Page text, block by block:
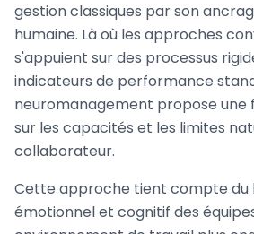
gestion classiques par son
humaine. Là où les approches
s'appuient sur des processus
indicateurs de performance
neuromanagement propose une
sur les capacités et les limites
collaborateur.
Cette approche tient compte
émotionnel et cognitif des